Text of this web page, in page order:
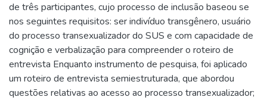
de três participantes, cujo processo de inclusão baseou se
nos seguintes requisitos: ser indivíduo transgênero, usuário
do processo transexualizador do SUS e com capacidade de
cognição e verbalização para compreender o roteiro de
entrevista Enquanto instrumento de pesquisa, foi aplicado
um roteiro de entrevista semiestruturada, que abordou
questões relativas ao acesso ao processo transexualizador;